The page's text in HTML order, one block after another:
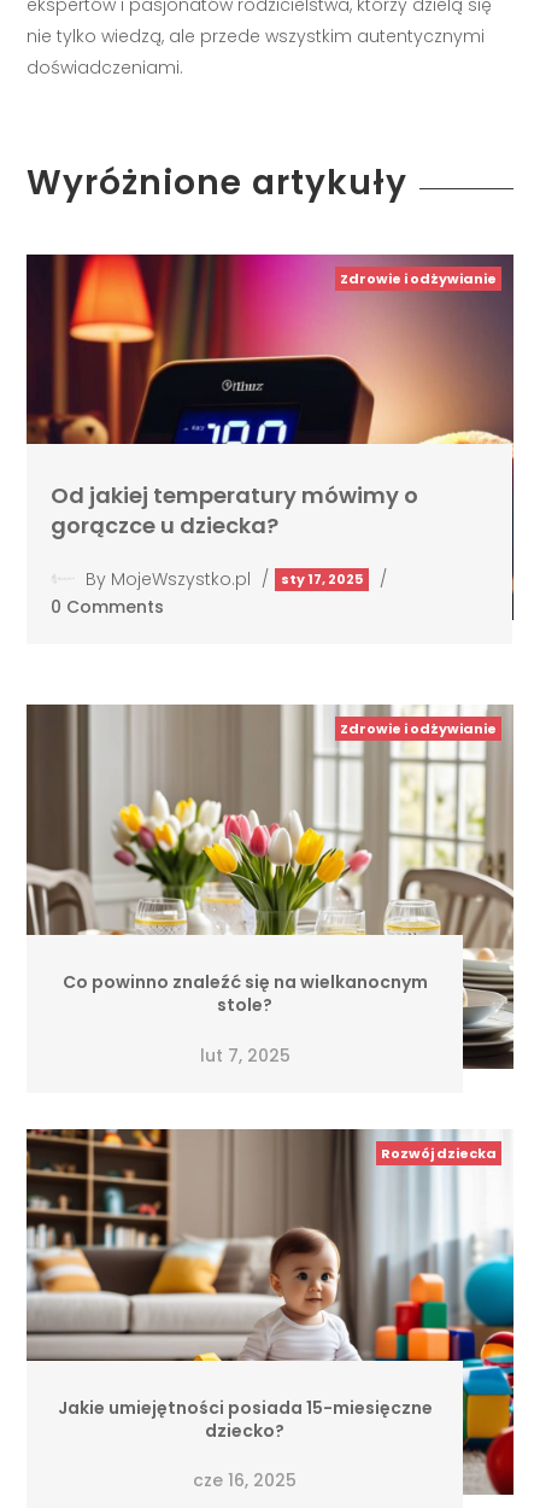
ekspertów i pasjonatów rodzicielstwa, którzy dzielą się
nie tylko wiedzą, ale przede wszystkim autentycznymi
doświadczeniami.
Wyróżnione artykuły
Zdrowie i odżywianie
Od jakiej temperatury mówimy o
gorączce u dziecka?
By MojeWszystko.pl / sty 17, 2025
/
0 Comments
Zdrowie i odżywianie
Co powinno znaleźć się na wielkanocnym
stole?
lut 7, 2025
Rozwój dziecka
Jakie umiejętności posiada 15-miesięczne
dziecko?
cze 16, 2025